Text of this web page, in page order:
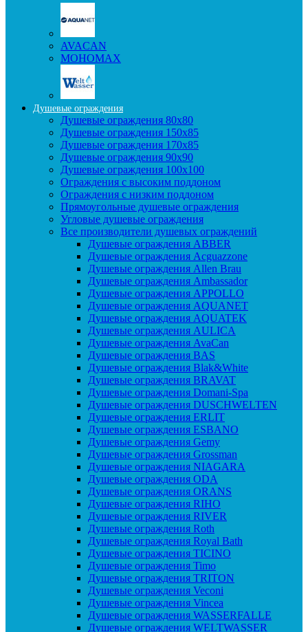
AVACAN
МОНОМАХ
Душевые ограждения
Душевые ограждения 80x80
Душевые ограждения 150x85
Душевые ограждения 170x85
Душевые ограждения 90x90
Душевые ограждения 100x100
Ограждения с высоким поддоном
Ограждения с низким поддоном
Прямоугольные душевые ограждения
Угловые душевые ограждения
Все производители душевых ограждений
Душевые ограждения ABBER
Душевые ограждения Acguazzone
Душевые ограждения Allen Brau
Душевые ограждения Ambassador
Душевые ограждения APPOLLO
Душевые ограждения AQUANET
Душевые ограждения AQUATEK
Душевые ограждения AULICA
Душевые ограждения AvaCan
Душевые ограждения BAS
Душевые ограждения Blak&White
Душевые ограждения BRAVAT
Душевые ограждения Domani-Spa
Душевые ограждения DUSCHWELTEN
Душевые ограждения ERLIT
Душевые ограждения ESBANO
Душевые ограждения Gemy
Душевые ограждения Grossman
Душевые ограждения NIAGARA
Душевые ограждения ODA
Душевые ограждения ORANS
Душевые ограждения RIHO
Душевые ограждения RIVER
Душевые ограждения Roth
Душевые ограждения Royal Bath
Душевые ограждения TICINO
Душевые ограждения Timo
Душевые ограждения TRITON
Душевые ограждения Veconi
Душевые ограждения Vincea
Душевые ограждения WASSERFALLE
Душевые ограждения WELTWASSER